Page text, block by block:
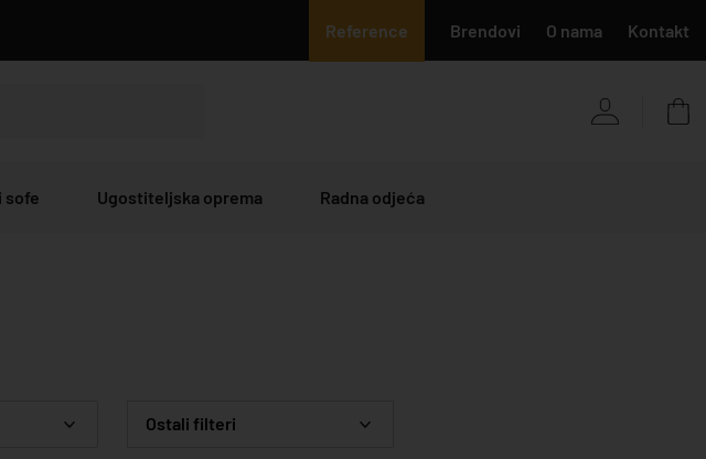
Reference Brendovi O nama Kontakt
sofe Ugostiteljska oprema Radna odjeća
Ostali filteri